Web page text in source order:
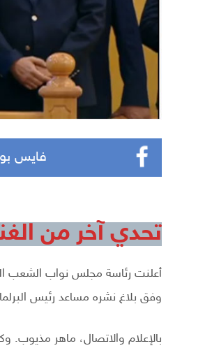
فايس
تحدي آخر من
وفق بلاغ نشره مساعد رئيس
بالإعلام والاتصال، ماهر مذيوب.